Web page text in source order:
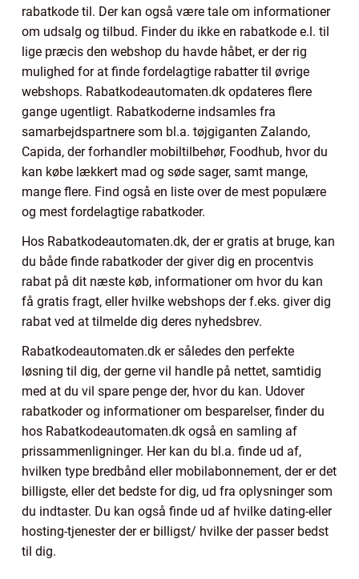
rabatkode til. Der kan også være tale om informationer
om udsalg og tilbud. Finder du ikke en rabatkode e.l. til
lige præcis den webshop du havde håbet, er der rig
mulighed for at finde fordelagtige rabatter til øvrige
webshops. Rabatkodeautomaten.dk opdateres flere
gange ugentligt. Rabatkoderne indsamles fra
samarbejdspartnere som bl.a. tøjgiganten Zalando,
Capida, der forhandler mobiltilbehør, Foodhub, hvor du
kan købe lækkert mad og søde sager, samt mange,
mange flere. Find også en liste over de mest populære
og mest fordelagtige rabatkoder.
Hos Rabatkodeautomaten.dk, der er gratis at bruge, kan
du både finde rabatkoder der giver dig en procentvis
rabat på dit næste køb, informationer om hvor du kan
få gratis fragt, eller hvilke webshops der f.eks. giver dig
rabat ved at tilmelde dig deres nyhedsbrev.
Rabatkodeautomaten.dk er således den perfekte
løsning til dig, der gerne vil handle på nettet, samtidig
med at du vil spare penge der, hvor du kan. Udover
rabatkoder og informationer om besparelser, finder du
hos Rabatkodeautomaten.dk også en samling af
prissammenligninger. Her kan du bl.a. finde ud af,
hvilken type bredbånd eller mobilabonnement, der er det
billigste, eller det bedste for dig, ud fra oplysninger som
du indtaster. Du kan også finde ud af hvilke dating-eller
hosting-tjenester der er billigst/ hvilke der passer bedst
til dig.